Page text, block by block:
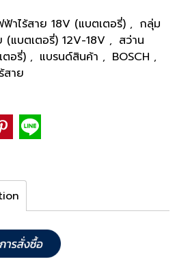
ฟ้าไร้สาย 18V (แบตเตอรี่) , กลุ่ม
(แบตเตอรี่) 12V-18V , สว่าน
ตอรี่) , แบรนด์สินค้า , BOSCH ,
สาย